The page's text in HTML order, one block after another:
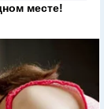
месте!